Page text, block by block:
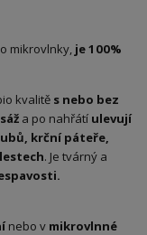
mikrovlnky, je 100%
kvalitě s nebo bez
a po nahřátí ulevují
krční páteře,
. Je tvárný a
nebo v mikrovlnné